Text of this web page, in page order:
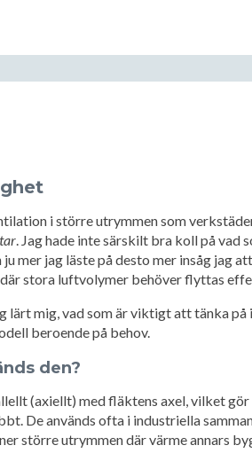
i större utrymmen som
. Jag hade inte särskilt bra koll på vad
mer jag läste på desto mer insåg jag
stora luftvolymer behöver flyttas
lärt mig, vad som är viktigt att tänka på
beroende på behov.
den?
(axiellt) med fläktens axel, vilket gör
De används ofta i industriella
större utrymmen där värme annars